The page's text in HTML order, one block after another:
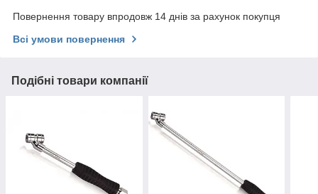
Повернення товару впродовж 14 днів за рахунок покупця
Всі умови повернення
Подібні товари компанії